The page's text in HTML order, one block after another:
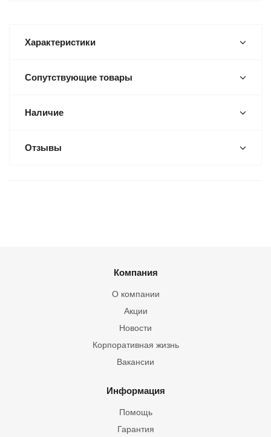
Характеристики
Сопутствующие товары
Наличие
Отзывы
Компания
О компании
Акции
Новости
Корпоративная жизнь
Вакансии
Информация
Помощь
Гарантия